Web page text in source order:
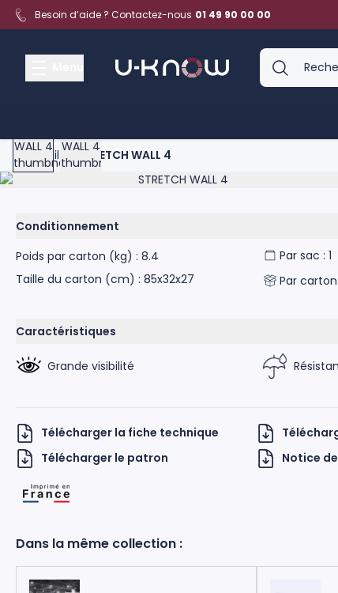
Aller au contenu
Besoin d’aide ? Contactez-nous 01 49 90 00 00
Accueil > STRETCH WALL 4
Product image gallery - scroll to see more images
Conditionnement
Poids par carton (kg) : 8.4
Taille du carton (cm) : 85x32x27
Par sac : 1
Par carton
Caractéristiques
Grande visibilité
Télécharger la fiche technique
Télécharger le patron
Notice
Dans la même collection :